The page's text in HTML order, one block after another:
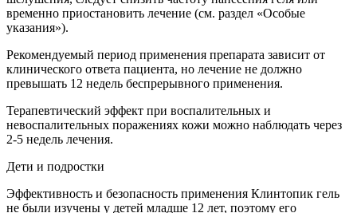
временно приостановить лечение (см. раздел «Особые
указания»).
Рекомендуемый период применения препарата зависит от
клинического ответа пациента, но лечение не должно
превышать 12 недель беспрерывного применения.
Терапевтический эффект при воспалительных и
невоспалительных поражениях кожи можно наблюдать через
2-5 недель лечения.
Дети и подростки
Эффективность и безопасность применения Клинтопик гель
не были изучены у детей младше 12 лет, поэтому его